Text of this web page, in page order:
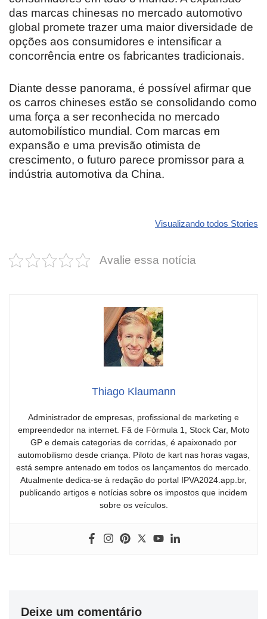
das marcas chinesas no mercado automotivo
global promete trazer uma maior diversidade de
opções aos consumidores e intensificar a
concorrência entre os fabricantes tradicionais.
Diante desse panorama, é possível afirmar que
os carros chineses estão se consolidando como
uma força a ser reconhecida no mercado
automobilístico mundial. Com marcas em
expansão e uma previsão otimista de
crescimento, o futuro parece promissor para a
indústria automotiva da China.
Visualizando todos Stories
2025!
Dodge pode ter
de emoção
que
Avalie essa notícia
Thiago Klaumann
Administrador de empresas, profissional de marketing e
empreendedor na internet. Fã de Fórmula 1, Stock Car, Moto
GP e demais categorias de corridas, é apaixonado por
automobilismo desde criança. Piloto de kart nas horas vagas,
está sempre antenado em todos os lançamentos do mercado.
Atualmente dedica-se à redação do portal IPVA2024.app.br,
publicando artigos e notícias sobre os impostos que incidem
sobre os veículos.
Deixe um comentário